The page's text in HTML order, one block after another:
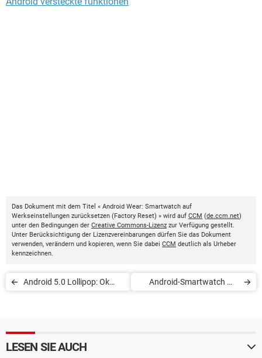
Das Dokument mit dem Titel « Android Wear: Smartwatch auf
Werkseinstellungen zurücksetzen (Factory Reset) » wird auf CCM (de.ccm.net)
unter den Bedingungen der Creative Commons-Lizenz zur Verfügung gestellt.
Unter Berücksichtigung der Lizenzvereinbarungen dürfen Sie das Dokument
verwenden, verändern und kopieren, wenn Sie dabei CCM deutlich als Urheber
kennzeichnen.
Android 5.0 Lollipop: Ok
Android-Smartwatch mit
LESEN SIE AUCH